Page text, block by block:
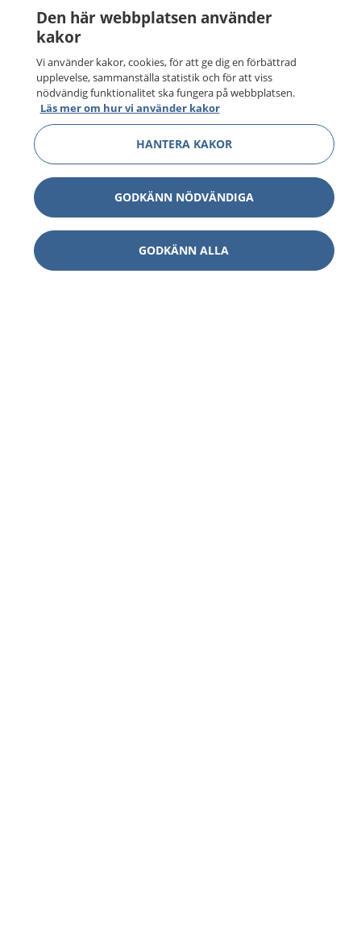
Den här webbplatsen använder
kakor
Vi använder kakor, cookies, för att ge dig en förbättrad
upplevelse, sammanställa statistik och för att viss
nödvändig funktionalitet ska fungera på webbplatsen.
Läs mer om hur vi använder kakor
HANTERA KAKOR
GODKÄNN NÖDVÄNDIGA
GODKÄNN ALLA